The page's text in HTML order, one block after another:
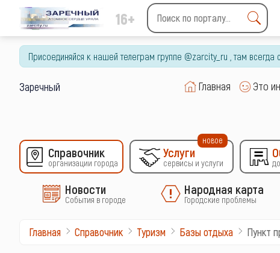
16+
Type 2 or more characters
for results.
Присоединяйся к нашей телеграм группе @zarcity_ru , там
Заречный Главная Это
Справочник
организации города
Услуги
сервисы и услуги
новое
Новости
События в городе
Народная карта
Городские проблемы
Главная Справочник Туризм Базы отдыха Пункт